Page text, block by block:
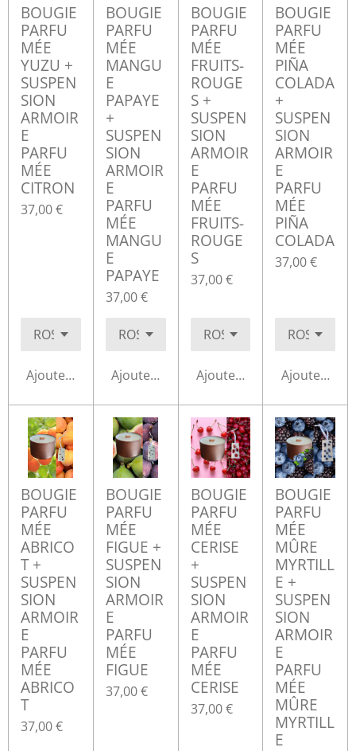
BOUGIE
PARFU
MÉE
YUZU +
SUSPEN
SION
ARMOIR
E
PARFU
MÉE
CITRON
37,00 €
Ajouter au panier
BOUGIE
PARFU
MÉE
MANGU
E
PAPAYE
+
SUSPEN
SION
ARMOIR
E
PARFU
MÉE
MANGU
E
PAPAYE
37,00 €
Ajouter au panier
BOUGIE
PARFU
MÉE
FRUITS-
ROUGE
S +
SUSPEN
SION
ARMOIR
E
PARFU
MÉE
FRUITS-
ROUGE
S
37,00 €
Ajouter au panier
BOUGIE
PARFU
MÉE
PIÑA
COLADA
+
SUSPEN
SION
ARMOIR
E
PARFU
MÉE
PIÑA
COLADA
37,00 €
Ajouter au
BOUGIE
PARFU
MÉE
ABRICO
T +
SUSPEN
SION
ARMOIR
E
PARFU
MÉE
ABRICO
T
37,00 €
BOUGIE
PARFU
MÉE
FIGUE +
SUSPEN
SION
ARMOIR
E
PARFU
MÉE
FIGUE
37,00 €
BOUGIE
PARFU
MÉE
CERISE
+
SUSPEN
SION
ARMOIR
E
PARFU
MÉE
CERISE
37,00 €
BOUGIE
PARFU
MÉE
MÛRE
MYRTILL
E +
SUSPEN
SION
ARMOIR
E
PARFU
MÉE
MÛRE
MYRTILL
E